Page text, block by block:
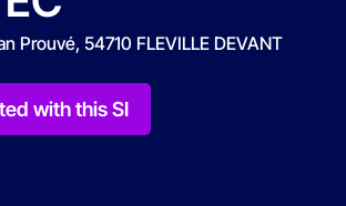
for?
Prouvé, 54710 FLEVILLE DEVANT
with this SI